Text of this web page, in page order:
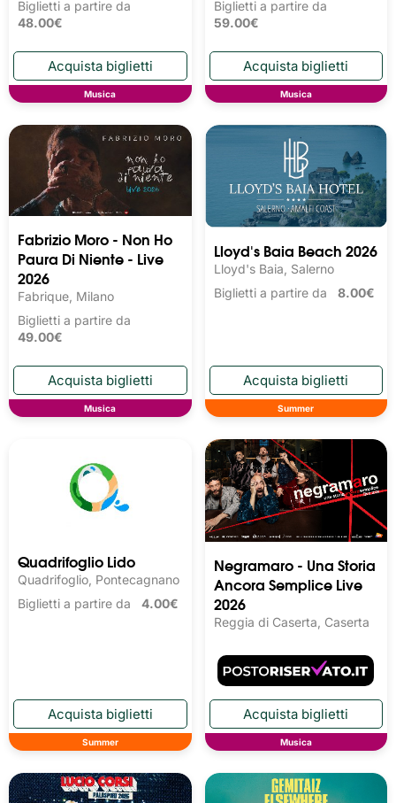
Biglietti a partire da
48.00€
Musica
Biglietti a partire da
59.00€
Musica
Fabrizio Moro - Non Ho
Paura Di Niente - Live
2026
Fabrique, Milano
Biglietti a partire da
49.00€
Musica
Lloyd's Baia Beach 2026
Lloyd's Baia, Salerno
Biglietti a partire da 8.00€
Summer
Quadrifoglio Lido
Quadrifoglio, Pontecagnano
Biglietti a partire da 4.00€
Summer
Negramaro - Una Storia
Ancora Semplice Live
2026
Reggia di Caserta, Caserta
Musica